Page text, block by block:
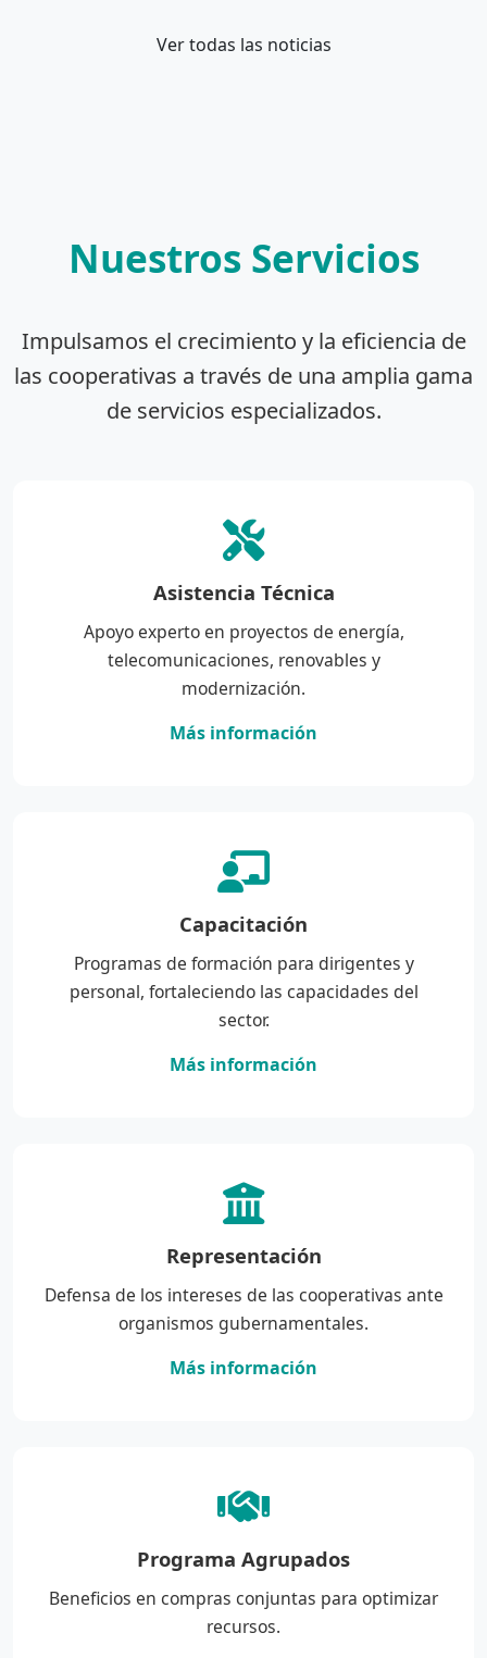
Ver todas las noticias
Nuestros Servicios
Impulsamos el crecimiento y la eficiencia de
las cooperativas a través de una amplia gama
de servicios especializados.
Asistencia Técnica
Apoyo experto en proyectos de energía,
telecomunicaciones, renovables y
modernización.
Más información
Capacitación
Programas de formación para dirigentes y
personal, fortaleciendo las capacidades del
sector.
Más información
Representación
Defensa de los intereses de las cooperativas ante
organismos gubernamentales.
Más información
Programa Agrupados
Beneficios en compras conjuntas para optimizar
recursos.